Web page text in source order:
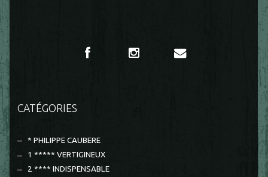
CATÉGORIES
* PHILIPPE CAUBERE
1 ***** VERTIGINEUX
2 **** INDISPENSABLE